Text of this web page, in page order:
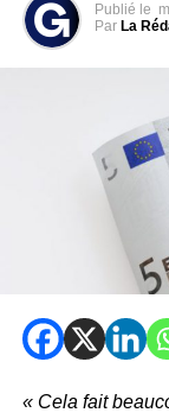
Publié le
Par La
« Cela fait